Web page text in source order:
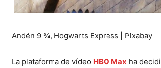
Andén 9 ¾, Hogwarts Express | Pixabay
La plataforma de vídeo HBO Max ha